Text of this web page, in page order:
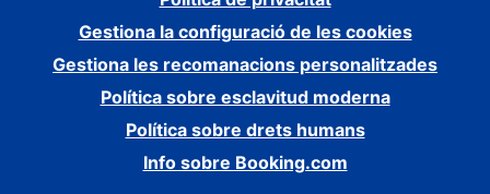
Gestiona la configuració de les cookies
Gestiona les recomanacions personalitzades
Política sobre esclavitud moderna
Política sobre drets humans
Info sobre Booking.com